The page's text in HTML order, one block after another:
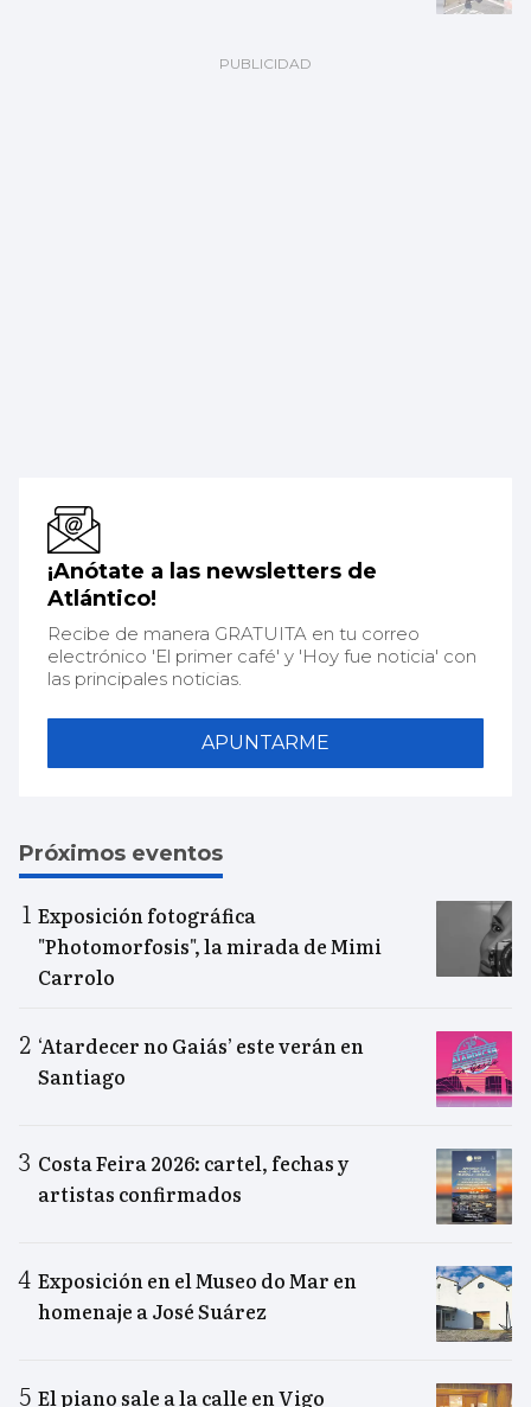
¡Anótate a las newsletters de
Atlántico!
Recibe de manera GRATUITA en tu correo
electrónico 'El primer café' y 'Hoy fue noticia' con
las principales noticias.
APUNTARME
Próximos eventos
Exposición fotográfica
"Photomorfosis", la mirada de Mimi
Carrolo
‘Atardecer no Gaiás’ este verán en
Santiago
Costa Feira 2026: cartel, fechas y
artistas confirmados
Exposición en el Museo do Mar en
homenaje a José Suárez
El piano sale a la calle en Vigo